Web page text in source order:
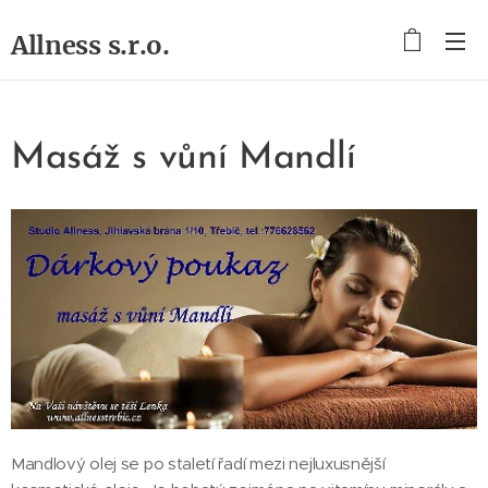
Allness s.r.o.
Masáž s vůní Mandlí
Mandlový olej se po staletí řadí mezi nejluxusnější